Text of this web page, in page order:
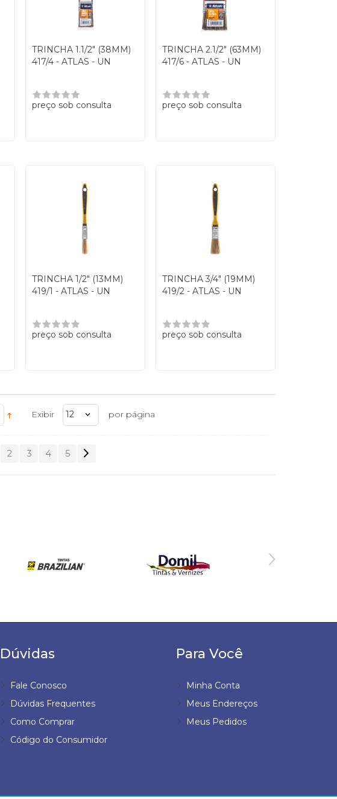
TRINCHA 1.1/2" (38MM)
417/4 - ATLAS - UN
preço sob consulta
TRINCHA 2.1/2" (63MM)
417/6 - ATLAS - UN
preço sob consulta
TRINCHA 1/2" (13MM)
419/1 - ATLAS - UN
preço sob consulta
TRINCHA 3/4" (19MM)
419/2 - ATLAS - UN
preço sob consulta
Exibir 12 por página
2 3 4 5
Dúvidas
Fale Conosco
Dúvidas Frequentes
Como Comprar
Código do Consumidor
Para Você
Minha Conta
Meus Endereços
Meus Pedidos